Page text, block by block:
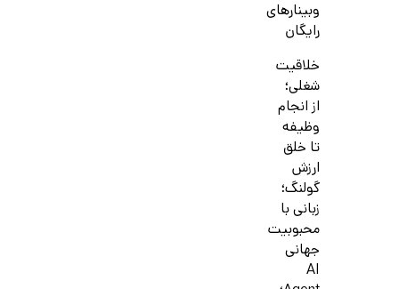
وبینارهای
رایگان
خلاقیت
شغلی؛
از انجام
وظیفه
تا خلق
ارزش
گولنگ؛
زبانی با
محبوبیت
جهانی
AI